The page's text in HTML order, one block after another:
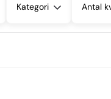
Kategori Antal